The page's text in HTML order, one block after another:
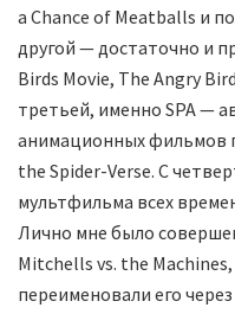
a Chance of Meatballs и
другой — достаточно и
Birds Movie, The Angry
третьей, именно SPA —
анимационных фильмов
the Spider-Verse. С
мультфильма всех
Лично мне было
Mitchells vs. the
переименовали его